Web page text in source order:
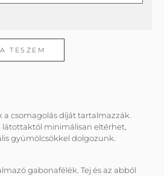
TESZEM
csomagolás díját tartalmazzák.
látottaktól minimálisan eltérhet,
gyümölcsökkel dolgozunk.
gabonafélék. Tej és az abból